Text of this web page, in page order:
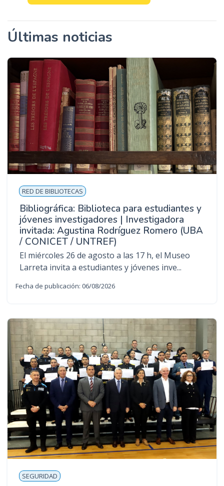
Últimas noticias
RED DE BIBLIOTECAS
Bibliográfica: Biblioteca para estudiantes y
jóvenes investigadores | Investigadora
invitada: Agustina Rodríguez Romero (UBA
/ CONICET / UNTREF)
El miércoles 26 de agosto a las 17 h, el Museo
Larreta invita a estudiantes y jóvenes inve...
Fecha de publicación: 06/08/2026
SEGURIDAD